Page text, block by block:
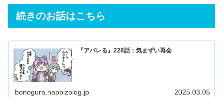
続きのお話はこちら
『アパレる』228話：気まずい再会
bonogura.napbizblog.jp 2025.03.05